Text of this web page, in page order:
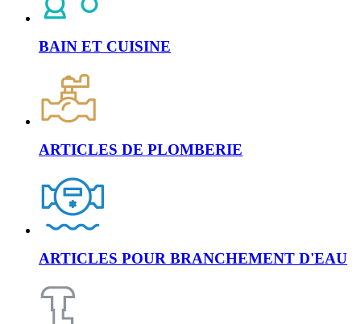
BAIN ET CUISINE
ARTICLES DE PLOMBERIE
ARTICLES POUR BRANCHEMENT D'EAU